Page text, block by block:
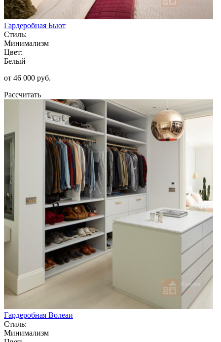
Гардеробная Бьют
Стиль:
Минимализм
Цвет:
Белый
от 46 000 руб.
Рассчитать
Гардеробная Волеаи
Стиль:
Минимализм